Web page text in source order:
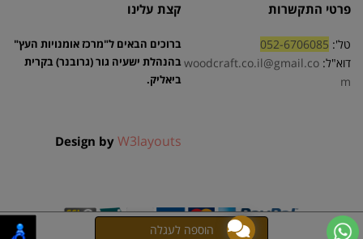
פרטי התקשרות
טל': 052-6706085
דוא"ל: woodcraft.co.il@gmail.co
m
קצת עלינו
ברוכים הבאים ל"מרכז אומנויות העץ"
בהנהלת ישעיה גור (גרובנר) בקרית
ביאליק.
Design by W3layouts